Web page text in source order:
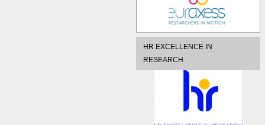
HR EXCELLENCE IN
RESEARCH